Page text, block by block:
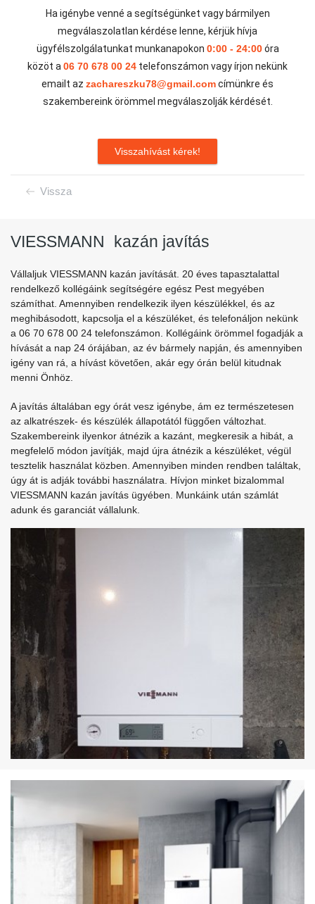
Ha igénybe venné a segítségünket vagy bármilyen
megválaszolatlan kérdése lenne, kérjük hívja
ügyfélszolgálatunkat munkanapokon 0:00 - 24:00óra
közöt a 06 70 678 00 24 telefonszámon vagy írjon nekünk
emailt az zachareszku78@gmail.comcímünkre és
szakembereink örömmel megválaszolják kérdését.
Visszahívást kérek!
Vissza
VIESSMANN kazán javítás
Vállaljuk VIESSMANN kazán javítását. 20 éves tapasztalattal
rendelkező kollégáink segítségére egész Pest megyében
számíthat. Amennyiben rendelkezik ilyen készülékkel, és az
meghibásodott, kapcsolja el a készüléket, és telefonáljon nekünk
a 06 70 678 00 24 telefonszámon. Kollégáink örömmel fogadják a
hívását a nap 24 órájában, az év bármely napján, és amennyiben
igény van rá, a hívást követően, akár egy órán belül kitudnak
menni Önhöz.
A javítás általában egy órát vesz igénybe, ám ez természetesen
az alkatrészek- és készülék állapotától függően változhat.
Szakembereink ilyenkor átnézik a kazánt, megkeresik a hibát, a
megfelelő módon javítják, majd újra átnézik a készüléket, végül
tesztelik használat közben. Amennyiben minden rendben találtak,
úgy át is adják további használatra. Hívjon minket bizalommal
VIESSMANN kazán javítás ügyében. Munkáink után számlát
adunk és garanciát vállalunk.